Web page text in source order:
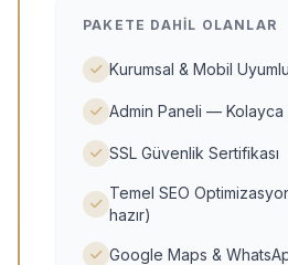
PAKETE DAHIL OLANLAR
Kurumsal & Mobil
Admin Paneli — Kolayca
SSL Güvenlik Sertifikası
Temel SEO
hazır)
Google Maps &